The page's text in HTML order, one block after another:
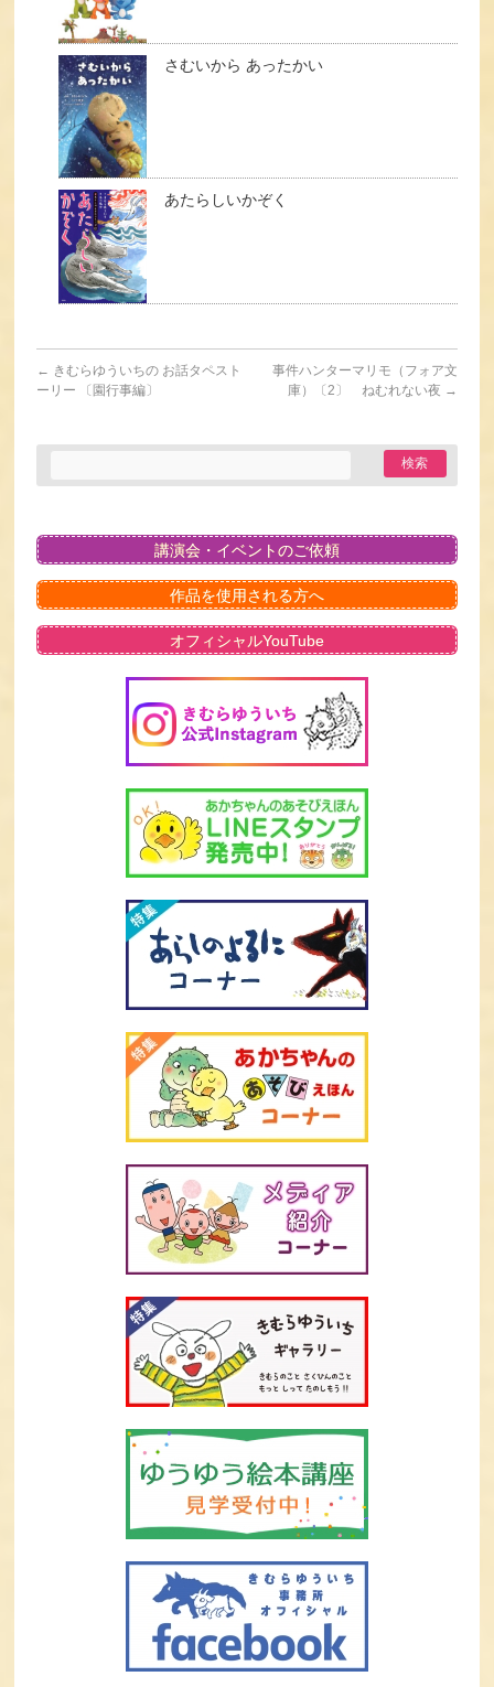
さむいから あったかい
あたらしいかぞく
← きむらゆういちの お話タペスト
ーリー 〔園行事編〕
事件ハンターマリモ（フォア文
庫）〔2〕 ねむれない夜 →
講演会・イベントのご依頼
作品を使用される方へ
オフィシャルYouTube